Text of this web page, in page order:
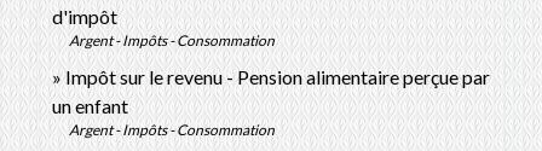
d'impôt
Argent - Impôts - Consommation
Impôt sur le revenu - Pension alimentaire perçue par
un enfant
Argent - Impôts - Consommation